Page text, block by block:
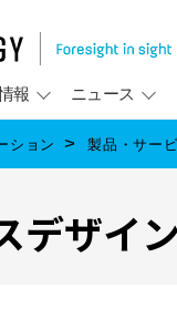
報 ニュース
ション 製品・サー
デザイン